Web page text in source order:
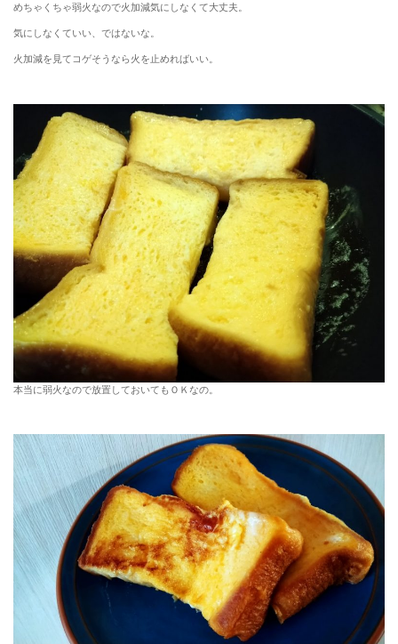
めちゃくちゃ弱火なので火加減気にしなくて大丈夫。
気にしなくていい、ではないな。
火加減を見てコゲそうなら火を止めればいい。
本当に弱火なので放置しておいてもＯＫなの。